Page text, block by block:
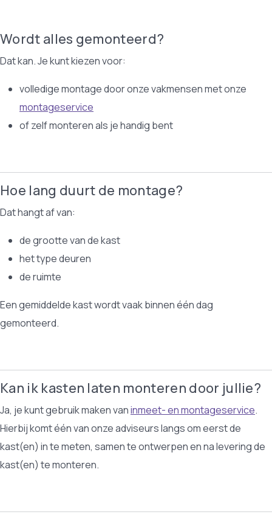
Wordt alles gemonteerd?
Dat kan. Je kunt kiezen voor:
volledige montage door onze vakmensen met onze
montageservice
of zelf monteren als je handig bent
Hoe lang duurt de montage?
Dat hangt af van:
de grootte van de kast
het type deuren
de ruimte
Een gemiddelde kast wordt vaak binnen één dag
gemonteerd.
Kan ik kasten laten monteren door jullie?
Ja, je kunt gebruik maken vaninmeet- en montageservice.
Hierbij komt één van onze adviseurs langs om eerst de
kast(en) in te meten, samen te ontwerpen en na levering de
kast(en) te monteren.